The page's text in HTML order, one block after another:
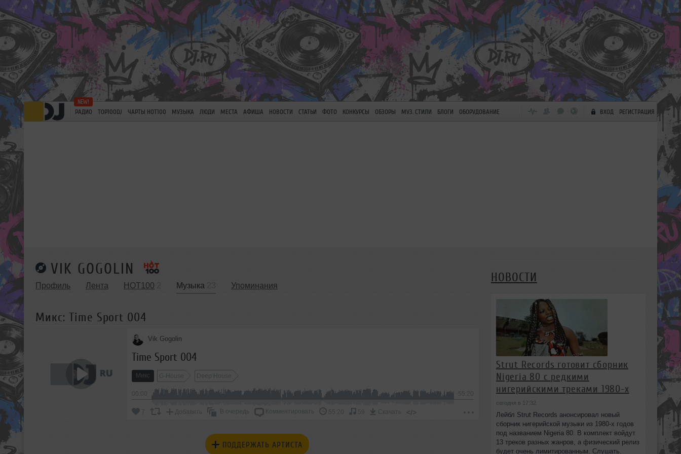
РАДИО TOP100DJ ЧАРТЫ HOT100 МУЗЫКА ЛЮДИ МЕСТА АФИША НОВОСТИ СТАТЬИ ФОТО КОНКУРСЫ ОБЗОРЫ МУЗ. СТИЛИ БЛОГИ ОБОРУДОВАНИЕ ВХОД РЕГИСТРАЦИЯ
VIK GOGOLIN
Профиль Лента HOT100 Музыка Упоминания
Микс: Time Sport 004
Vik Gogolin
Time Sport 004
Микс G-House Deep House
-55:20
7 Добавить В очередь Комментировать 55:20 59 Скачать </>
ПОДДЕРЖАТЬ АРТИСТА
НОВОСТИ
Strut Records готовит сборник
Nigeria 80 с редкими
нигерийскими треками 1980-х
сегодня в 17:32
Лейбл Strut Records анонсировал новый
сборник нигерийской музыки из 1980-х годов
под названием Nigeria 80. В комплект войдут
13 треков разных жанров, а физический релиз
будет очень лимитированным. Слушать.